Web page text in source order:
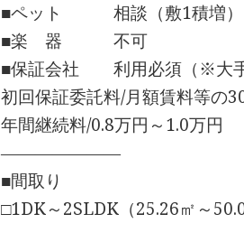
■ペット 相談（敷1積増）
■楽 器 不可
■保証会社 利用必須（※大手
初回保証委託料/月額賃料等の
年間継続料/0.8万円～1.0万円
―――――――
■間取り
□1DK～2SLDK（25.26㎡～